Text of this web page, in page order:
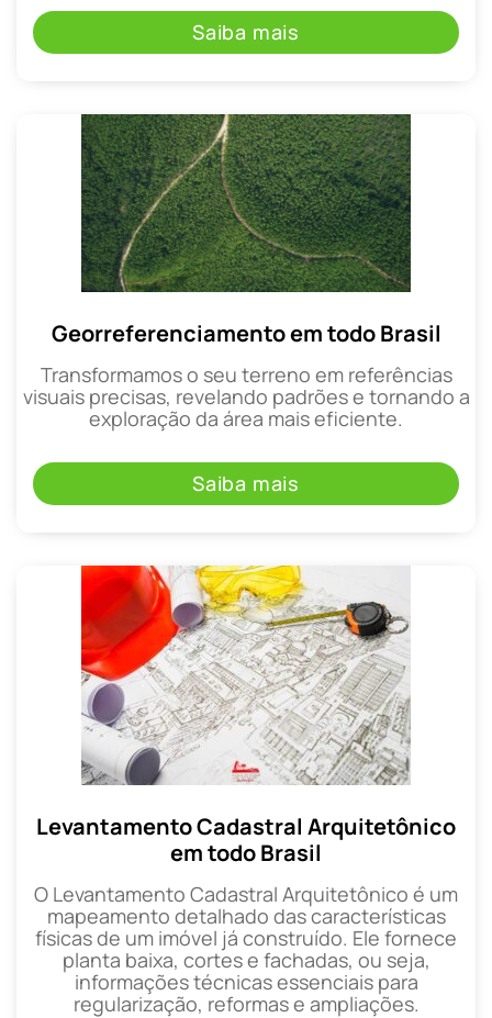
Saiba mais
Georreferenciamento em todo Brasil
Transformamos o seu terreno em referências
visuais precisas, revelando padrões e tornando a
exploração da área mais eficiente.
Saiba mais
Levantamento Cadastral Arquitetônico
em todo Brasil
O Levantamento Cadastral Arquitetônico é um
mapeamento detalhado das características
físicas de um imóvel já construído. Ele fornece
planta baixa, cortes e fachadas, ou seja,
informações técnicas essenciais para
regularização, reformas e ampliações.